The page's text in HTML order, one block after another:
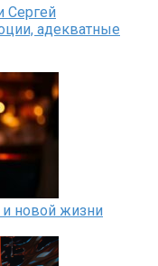
адекватные
новой жизни